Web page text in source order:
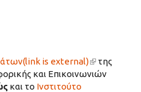
is external)(link is
external)
της
και Επικοινωνιών
και το Ινστιτούτο